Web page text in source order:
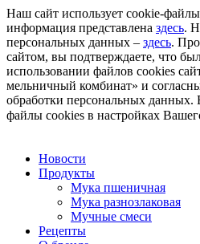
Наш сайт использует cookie-
информация представлена здесь.
персональных данных – здесь.
сайтом, вы подтверждаете, что
использовании файлов cookies
мельничный комбинат» и
обработки персональных
файлы cookies в настройках
Новости
Продукты
Мука пшеничная
Мука разнозлаковая
Мучные смеси
Рецепты